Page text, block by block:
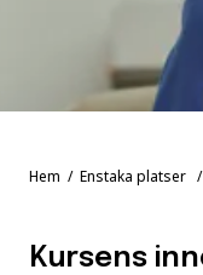
Hem / Enstaka platser
Kursens